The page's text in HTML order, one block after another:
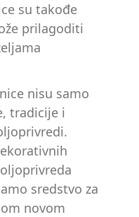
su takođe
prilagoditi
nisu samo
tradicije i
sredstvo za
novom